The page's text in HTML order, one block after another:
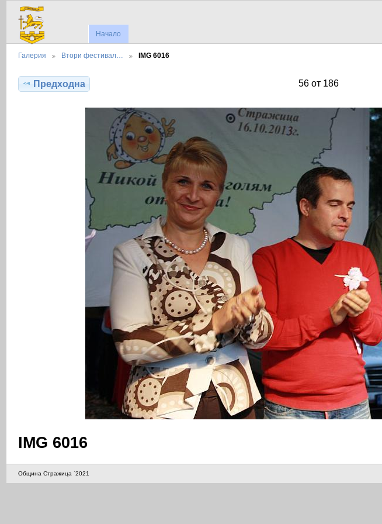
Начало
Галерия Втори фестивал… IMG 6016
Предходна 56 от 186
IMG 6016
Община Стражица `2021